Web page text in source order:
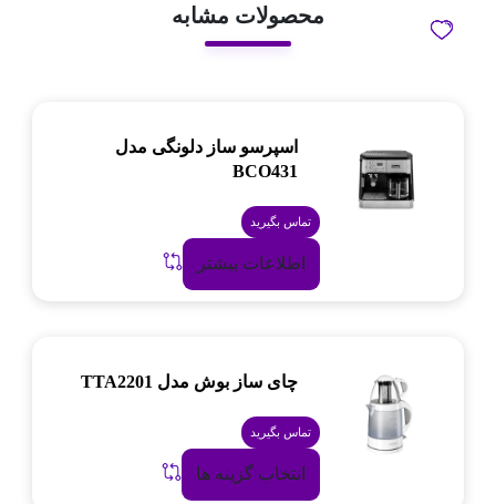
محصولات مشابه
اسپرسو ساز دلونگی مدل
BCO431
تماس بگیرید
اطلاعات بیشتر
چای ساز بوش مدل TTA2201
تماس بگیرید
انتخاب گزینه ها